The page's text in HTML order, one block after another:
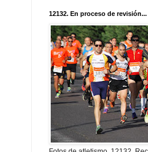
12132. En proceso de revisión...